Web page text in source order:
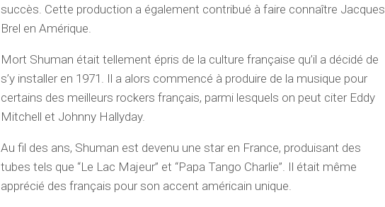
succès. Cette production a également contribué à faire connaître Jacques
Brel en Amérique.
Mort Shuman était tellement épris de la culture française qu’il a décidé de
s’y installer en 1971. Il a alors commencé à produire de la musique pour
certains des meilleurs rockers français, parmi lesquels on peut citer Eddy
Mitchell et Johnny Hallyday.
Au fil des ans, Shuman est devenu une star en France, produisant des
tubes tels que “Le Lac Majeur” et “Papa Tango Charlie”. Il était même
apprécié des français pour son accent américain unique.